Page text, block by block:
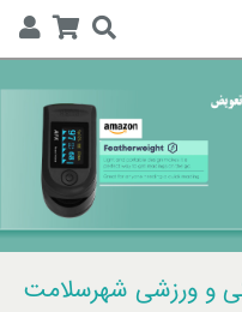
و ورزشی شهرسلامت